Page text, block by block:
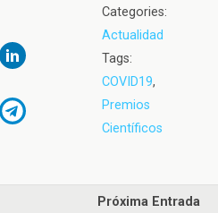
Categories:
Actualidad
Tags:
COVID19,
Premios
Científicos
Próxima Entrada